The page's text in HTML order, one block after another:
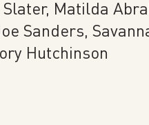
Matilda
Sanders,
Hutchinson